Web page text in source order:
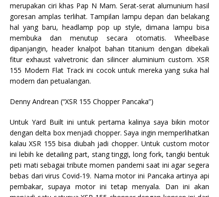
merupakan ciri khas Pap N Mam. Serat-serat alumunium hasil
goresan amplas terlihat. Tampilan lampu depan dan belakang
hal yang baru, headlamp pop up style, dimana lampu bisa
membuka dan menutup secara otomatis. Wheelbase
dipanjangin, header knalpot bahan titanium dengan dibekali
fitur exhaust valvetronic dan silincer aluminium custom. XSR
155 Modern Flat Track ini cocok untuk mereka yang suka hal
modern dan petualangan.
Denny Andrean (“XSR 155 Chopper Pancaka”)
Untuk Yard Built ini untuk pertama kalinya saya bikin motor
dengan delta box menjadi chopper. Saya ingin memperlihatkan
kalau XSR 155 bisa diubah jadi chopper. Untuk custom motor
ini lebih ke detailing part, stang tinggi, long fork, tangki bentuk
peti mati sebagai tribute momen pandemi saat ini agar segera
bebas dari virus Covid-19. Nama motor ini Pancaka artinya api
pembakar, supaya motor ini tetap menyala. Dan ini akan